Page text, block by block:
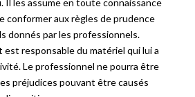
Il les assume en toute connaissance
conformer aux règles de prudence
donnés par les professionnels.
responsable du matériel qui lui a
Le professionnel ne pourra être
préjudices pouvant être causés